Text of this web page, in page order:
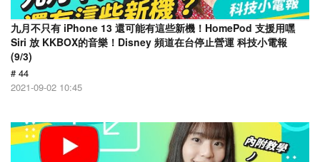
九月不只有 iPhone 13 還可能有這些新機！HomePod 支援用嘿
Siri 放 KKBOX的音樂！Disney 頻道在台停止營運 科技小電報
(9/3)
# 44
2021-09-02 10:45